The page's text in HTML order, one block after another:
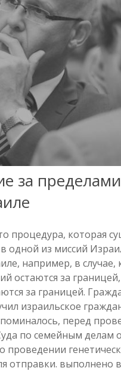
за
процедура, которая
одной из миссий
например, в
остаются за
за границей.
израильское
перед
по семейным делам
проведении
отправки. выполнено